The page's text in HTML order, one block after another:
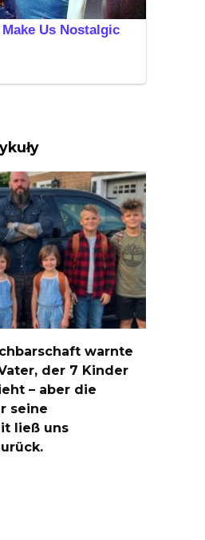
warnte
der 7 Kinder
– aber die
seine
ließ uns